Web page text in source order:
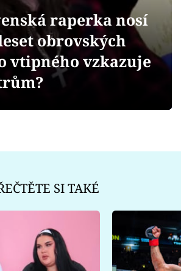
raperka nosí
obrovských
vtipného vzkazuje
SI TAKÉ